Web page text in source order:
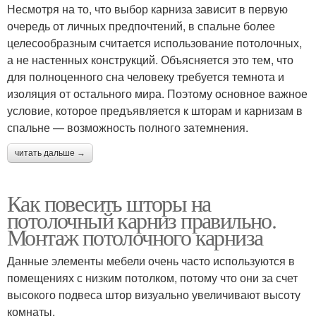
Несмотря на то, что выбор карниза зависит в первую
очередь от личных предпочтений, в спальне более
целесообразным считается использование потолочных,
а не настенных конструкций. Объясняется это тем, что
для полноценного сна человеку требуется темнота и
изоляция от остального мира. Поэтому основное важное
условие, которое предъявляется к шторам и карнизам в
спальне — возможность полного затемнения.
читать дальше →
Как повесить шторы на
потолочный карниз правильно.
Монтаж потолочного карниза
Данные элементы мебели очень часто используются в
помещениях с низким потолком, потому что они за счет
высокого подвеса штор визуально увеличивают высоту
комнаты.